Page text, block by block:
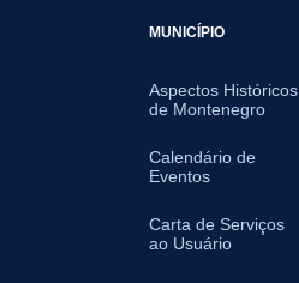
MUNICÍPIO
Aspectos Históricos
de Montenegro
Calendário de
Eventos
Carta de Serviços
ao Usuário